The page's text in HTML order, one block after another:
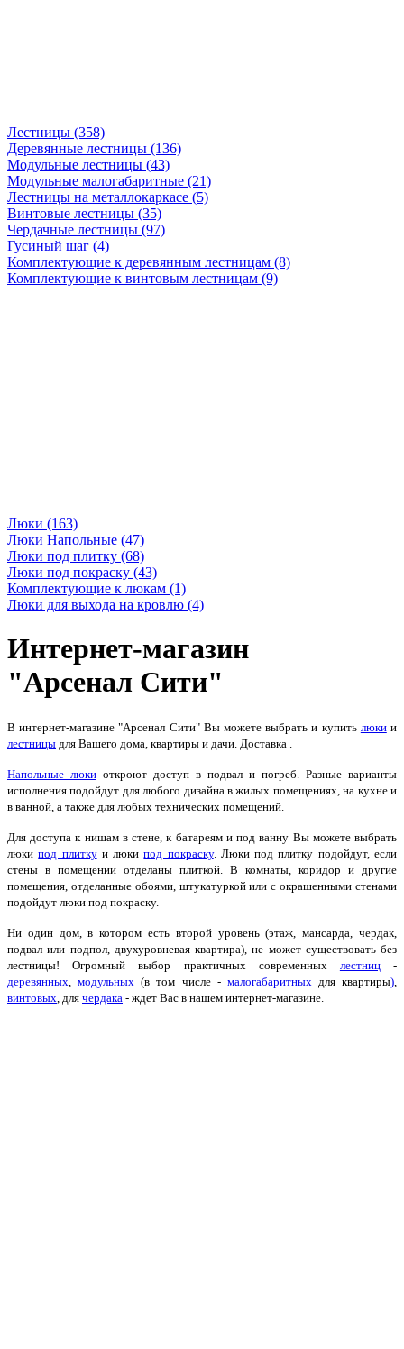
Лестницы (358)
Деревянные лестницы (136)
Модульные лестницы (43)
Модульные малогабаритные (21)
Лестницы на металлокаркасе (5)
Винтовые лестницы (35)
Чердачные лестницы (97)
Гусиный шаг (4)
Комплектующие к деревянным лестницам (8)
Комплектующие к винтовым лестницам (9)
Люки (163)
Люки Напольные (47)
Люки под плитку (68)
Люки под покраску (43)
Комплектующие к люкам (1)
Люки для выхода на кровлю (4)
Интернет-магазин
"Арсенал Сити"
В интернет-магазине "Арсенал Сити" Вы можете выбрать и купить люкии
лестницы для Вашего дома, квартиры и дачи. Доставка .
Напольные люки откроют доступ в подвал и погреб. Разные варианты
исполнения подойдут для любого дизайна в жилых помещениях, на кухне и
в ванной, а также для любых технических помещений.
Для доступа к нишам в стене, к батареям и под ванну Вы можете выбрать
люкипод плиткуи люкипод покраску. Люки под плитку подойдут, если
стены в помещении отделаны плиткой. В комнаты, коридор и другие
помещения, отделанные обоями, штукатуркой или с окрашенными стенами
подойдут люки под покраску.
Ни один дом, в котором есть второй уровень (этаж, мансарда, чердак,
подвал или подпол, двухуровневая квартира), не может существовать без
лестницы! Огромный выбор практичных современных лестниц-
деревянных ,модульных (в том числе - малогабаритных для квартиры)
винтовых , для чердака - ждет Вас в нашем интернет-магазине.